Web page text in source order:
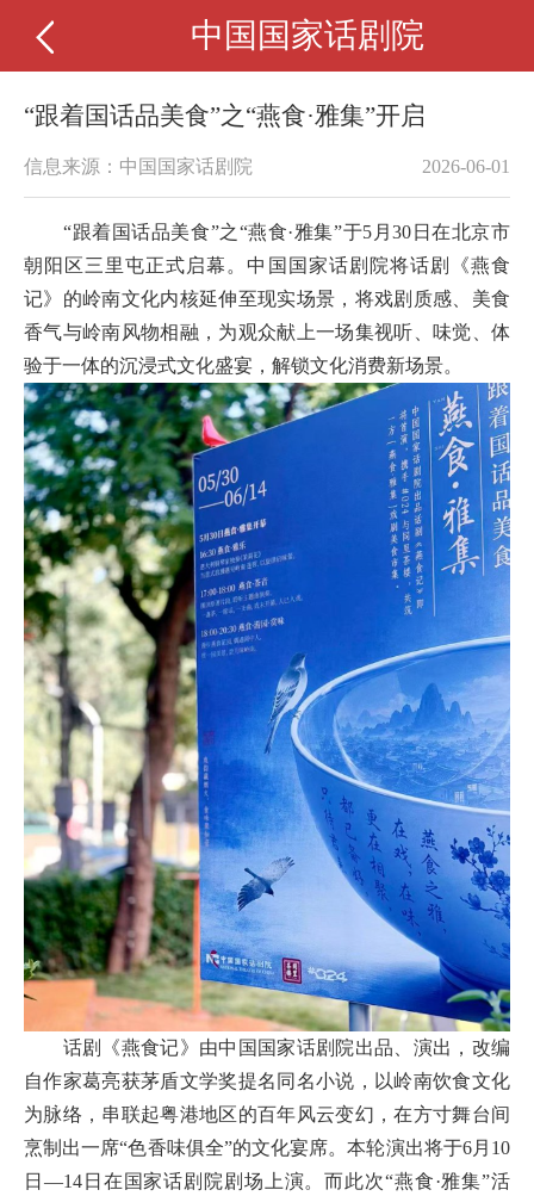
中国国家话剧院
“跟着国话品美食”之“燕食·雅集”开启
信息来源：中国国家话剧院 2026-06-01
“跟着国话品美食”之“燕食·雅集”于5月30日在北京市
朝阳区三里屯正式启幕。中国国家话剧院将话剧《燕食
记》的岭南文化内核延伸至现实场景，将戏剧质感、美食
香气与岭南风物相融，为观众献上一场集视听、味觉、体
验于一体的沉浸式文化盛宴，解锁文化消费新场景。
话剧《燕食记》由中国国家话剧院出品、演出，改编
自作家葛亮获茅盾文学奖提名同名小说，以岭南饮食文化
为脉络，串联起粤港地区的百年风云变幻，在方寸舞台间
烹制出一席“色香味俱全”的文化宴席。本轮演出将于6月10
日—14日在国家话剧院剧场上演。而此次“燕食·雅集”活